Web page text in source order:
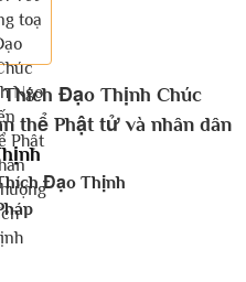
Đạo Thịnh Chúc
thể Phật tử và nhân dân
Đạo Thịnh